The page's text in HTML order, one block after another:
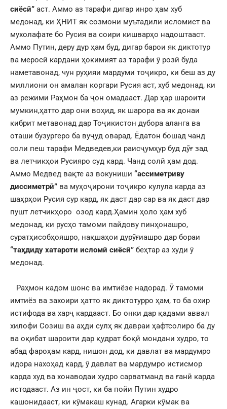
сиёсӣ” аст. Аммо аз тарафи дигар инро ҳам хуб
медонад, ки ҲНИТ як созмони муътадили исломист ва
мухолафате бо Русия ва соири кишварҳо надоштааст.
Аммо Путин, деру дур ҳам буд, дигар барои як диктотур
ва меросӣ кардани ҳокимият аз тарафи ӯ розӣ буда
наметавонад, чун руҳияи мардуми тоҷикро, ки беш аз ду
миллиони он амалан коргари Русия аст, хуб медонад, ки
аз режими Раҳмон ба ҷон омадааст. Дар ҳар шароити
мумкин,ҳатто дар они воҳид, як шарора ва як донаи
кибрит метавонад дар Тоҷикистон дубора аланга ва
оташи бузургеро ба вуҷуд оварад. Ёдатон бошад чанд
соли пеш тарафи Медведев,ки раисҷумҳур буд дӯғ зад
ва летчикҳои Русияро суд кард. Чанд солӣ ҳам дод.
Аммо Медвед вақте аз вокуниши “ассиметриву
диссиметрӣ” ва муҳоҷирони тоҷикро кулула карда аз
шаҳрҳои Русия сур кард, як даст дар сар ва як даст дар
пушт летчикҳоро озод кард.Ҳамин ҳоло ҳам хуб
медонад, ки русҳо тамоми пайдову пинҳонашро,
суратҳисобҳояшро, нақшаҳои дурӯғиашро дар бораи
“таҳдиду хатароти исломӣ сиёсӣ” беҳтар аз худи ӯ
медонад.
Раҳмон кадом шонс ва имтиёзе надорад. Ӯ тамоми
имтиёз ва захоири ҳатто як диктотурро ҳам, то ба охир
истифода ва харҷ кардааст. Бо онки дар қадами аввал
хилофи Созиш ва аҳди сулҳ як давраи ҳафтсолиро ба ду
ва оқибат шароити дар қудрат боқӣ мондани худро, то
абад фароҳам кард, нишон дод, ки давлат ва мардумро
идора нахоҳад кард, ӯ давлат ва мардумро истисмор
карда худ ва хонаводаи худро сарватманд ва ғанӣ карда
истодааст. Аз ин ҷост, ки ба пойи Путин худро
кашонидааст, ки кӯмакаш кунад. Агарки кӯмак ва